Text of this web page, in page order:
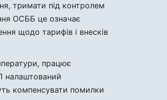
тримати під контролем
ОСББ це означає
щодо тарифів і внесків
працює
налаштований
компенсувати помилки